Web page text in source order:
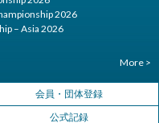
2026
– Asia 2026
More >
会員・団体登録
公式記録